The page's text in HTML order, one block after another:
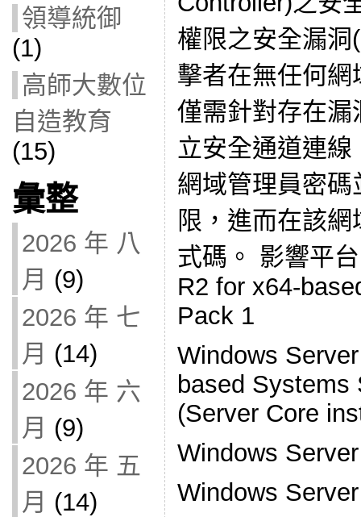
領導統御
(1)
高師大數位
自造教育
(15)
彙整
2026 年 八
月 (9)
2026 年 七
月 (14)
2026 年 六
月 (9)
2026 年 五
月 (14)
權限之安全漏洞
擊者在無任何
僅需針對存在漏
立安全通道連
網域管理員密
限，進而在該
式碼。 影響平
R2 for x64-
Pack 1
Windows
based Systems
(Server Core
Windows
Windows